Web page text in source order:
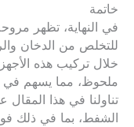
خاتمة
في النهاية، تظهر
للتخلص من الدخان
خلال تركيب هذه
ملحوظ، مما يسهم في
تناولنا في هذا
الشفط، بما في ذلك